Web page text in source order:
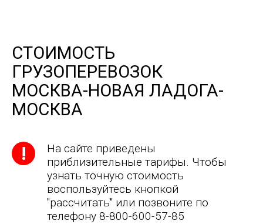
СТОИМОСТЬ
ГРУЗОПЕРЕВОЗОК
МОСКВА-НОВАЯ ЛАДОГА-
МОСКВА
На сайте приведены
приблизительные тарифы. Чтобы
узнать точную стоимость
воспользуйтесь кнопкой
"рассчитать" или позвоните по
телефону 8-800-600-57-85